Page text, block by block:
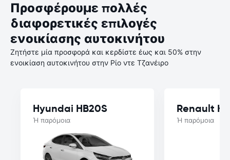
Προσφέρουμε πολλές
διαφορετικές επιλογές
ενοικίασης αυτοκινήτου
Ζητήστε μία προσφορά και κερδίστε έως και 50% στην
ενοικίαση αυτοκινήτου στην Ρίο ντε Τζανέιρο
Hyundai HB20S
Ή παρόμοια
Renault
Ή παρόμοια